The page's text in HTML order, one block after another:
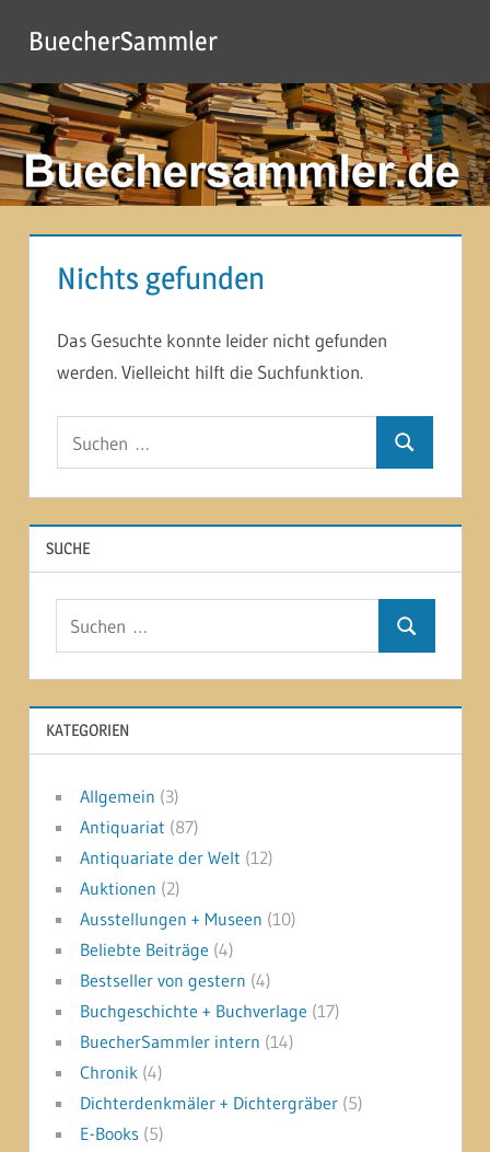
Inhalt
springen
BuecherSammler
Nichts gefunden
Das Gesuchte konnte leider nicht gefunden
werden. Vielleicht hilft die Suchfunktion.
nach:
Suchen
SUCHE
Suchen
KATEGORIEN
Allgemein (3)
Antiquariat (87)
Antiquariate der Welt (12)
Auktionen (2)
Ausstellungen + Museen (10)
Beliebte Beiträge (4)
Bestseller von gestern (4)
Buchgeschichte + Buchverlage (17)
BuecherSammler intern (14)
Chronik(4)
Dichterdenkmäler + Dichtergräber(5)
E-Books(5)